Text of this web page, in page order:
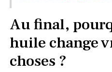
Au final,
huile change
choses ?